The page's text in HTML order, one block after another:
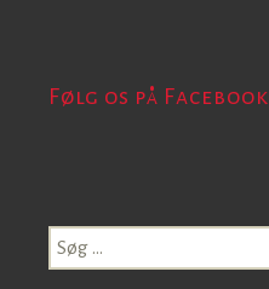
Følg os på Facebook
Søg
efter: